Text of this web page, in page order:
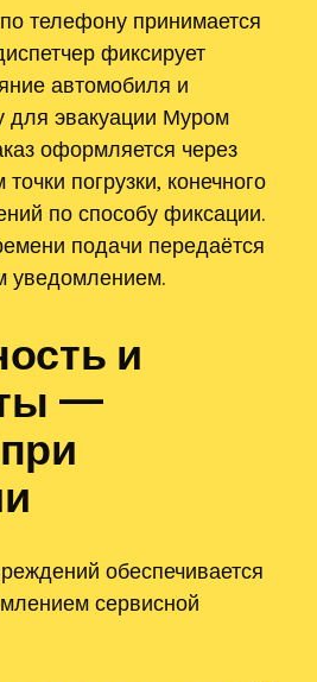
телефону принимается
фиксирует
автомобиля и
для эвакуации Муром
оформляется через
погрузки‚ конечного
по способу фиксации.
подачи передаётся
уведомлением.
и
—
обеспечивается
сервисной